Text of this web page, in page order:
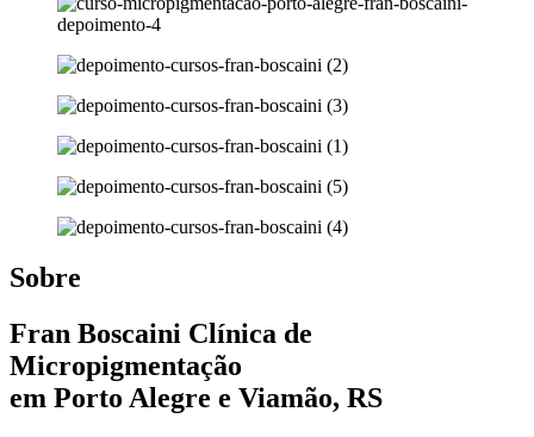
Sobre
Fran Boscaini Clínica de
Micropigmentação
em Porto Alegre e Viamão, RS